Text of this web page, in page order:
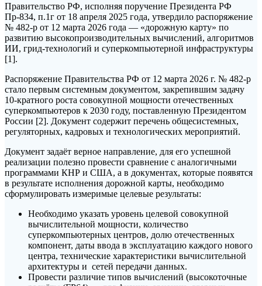
Правительство РФ, исполняя поручение Президента РФ
Пр-834, п.1г от 18 апреля 2025 года, утвердило распоряжение
№ 482-р от 12 марта 2026 года — «дорожную карту» по
развитию высокопроизводительных вычислений, алгоритмов
ИИ, грид-технологий и суперкомпьютерной инфраструктуры
[1].
Распоряжение Правительства РФ от 12 марта 2026 г. № 482-р
стало первым системным документом, закрепившим задачу
10-кратного роста совокупной мощности отечественных
суперкомпьютеров к 2030 году, поставленную Президентом
России [2]. Документ содержит перечень общесистемных,
регуляторных, кадровых и технологических мероприятий.
Документ задаёт верное направление, для его успешной
реализации полезно провести сравнение с аналогичными
программами КНР и США, а в документах, которые появятся
в результате исполнения дорожной карты, необходимо
сформулировать измеримые целевые результаты:
Необходимо указать уровень целевой совокупной
вычислительной мощности, количество
суперкомпьютерных центров, долю отечественных
компонент, даты ввода в эксплуатацию каждого нового
центра, технические характеристики вычислительной
архитектуры и сетей передачи данных.
Провести различие типов вычислений (высокоточные